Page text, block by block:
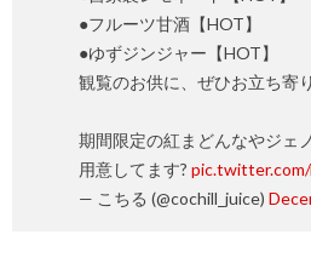
●フルーツ甘酒【HOT】
●ゆずジンジャー【HOT】
観覧のお供に、ぜひお立ち寄
期間限定の紅まどんなやジェ
用意してます? pic.twitter.com/
— こちる (@cochill_juice)